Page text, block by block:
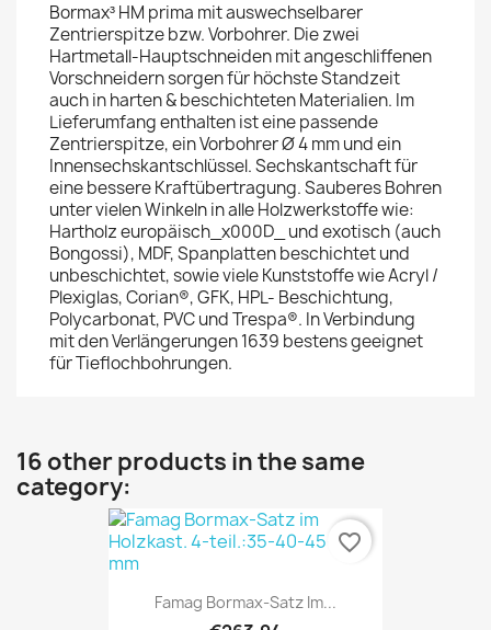
Bormax³ HM prima mit auswechselbarer
Zentrierspitze bzw. Vorbohrer. Die zwei
Hartmetall-Hauptschneiden mit angeschliffenen
Vorschneidern sorgen für höchste Standzeit
auch in harten & beschichteten Materialien. Im
Lieferumfang enthalten ist eine passende
Zentrierspitze, ein Vorbohrer Ø 4 mm und ein
Innensechskantschlüssel. Sechskantschaft für
eine bessere Kraftübertragung. Sauberes Bohren
unter vielen Winkeln in alle Holzwerkstoffe wie:
Hartholz europäisch_x000D_ und exotisch (auch
Bongossi), MDF, Spanplatten beschichtet und
unbeschichtet, sowie viele Kunststoffe wie Acryl /
Plexiglas, Corian®, GFK, HPL- Beschichtung,
Polycarbonat, PVC und Trespa®. In Verbindung
mit den Verlängerungen 1639 bestens geeignet
für Tieflochbohrungen.
16 other products in the same
category:
Famag Bormax-Satz Im...
favorite_border